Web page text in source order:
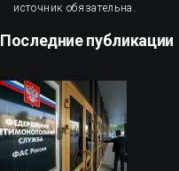
источник обязательна.
Последние публикации